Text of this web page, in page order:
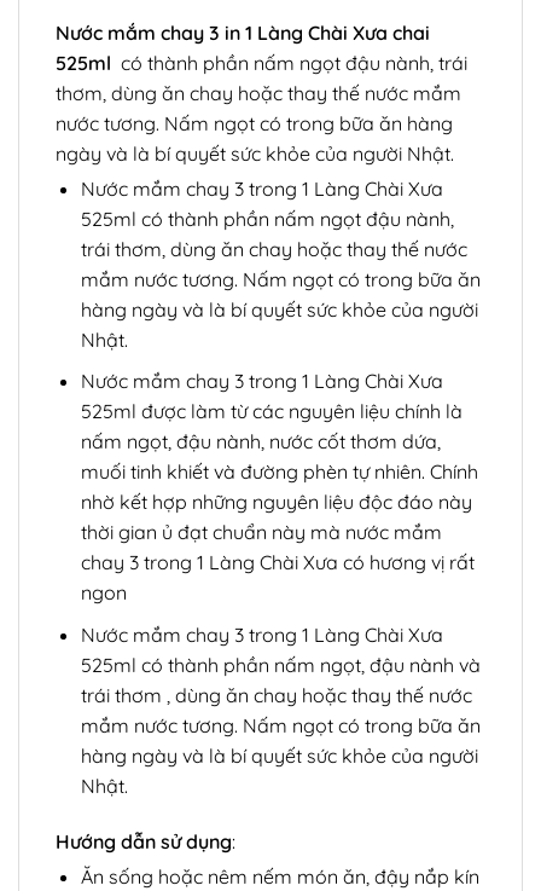
Nước mắm chay 3 in 1 Làng Chài Xưa chai
525ml có thành phần nấm ngọt đậu nành, trái
thơm, dùng ăn chay hoặc thay thế nước mắm
nước tương. Nấm ngọt có trong bữa ăn hàng
ngày và là bí quyết sức khỏe của người Nhật.
Nước mắm chay 3 trong 1 Làng Chài Xưa
525ml có thành phần nấm ngọt đậu nành,
trái thơm, dùng ăn chay hoặc thay thế nước
mắm nước tương. Nấm ngọt có trong bữa ăn
hàng ngày và là bí quyết sức khỏe của người
Nhật.
Nước mắm chay 3 trong 1 Làng Chài Xưa
525ml được làm từ các nguyên liệu chính là
nấm ngọt, đậu nành, nước cốt thơm dứa,
muối tinh khiết và đường phèn tự nhiên. Chính
nhờ kết hợp những nguyên liệu độc đáo này
thời gian ủ đạt chuẩn này mà nước mắm
chay 3 trong 1 Làng Chài Xưa có hương vị rất
ngon
Nước mắm chay 3 trong 1 Làng Chài Xưa
525ml có thành phần nấm ngọt, đậu nành và
trái thơm , dùng ăn chay hoặc thay thế nước
mắm nước tương. Nấm ngọt có trong bữa ăn
hàng ngày và là bí quyết sức khỏe của người
Nhật.
Hướng dẫn sử dụng:
Ăn sống hoặc nêm nếm món ăn, đậy nắp kín